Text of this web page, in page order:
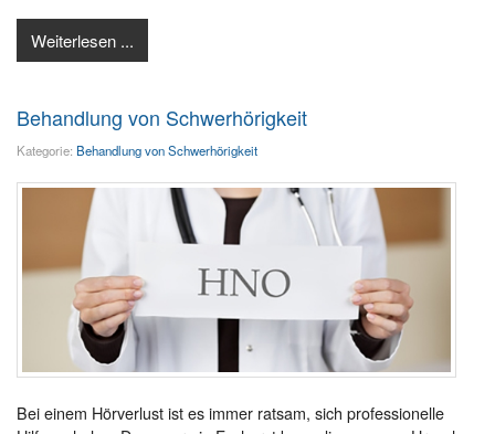
Weiterlesen ...
Behandlung von Schwerhörigkeit
Kategorie: Behandlung von Schwerhörigkeit
Bei einem Hörverlust ist es immer ratsam, sich professionelle